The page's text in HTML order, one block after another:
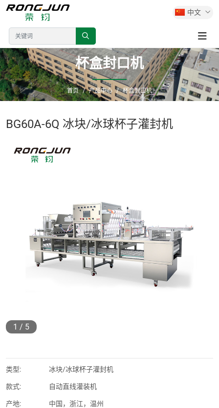
中文
杯盒封口机
首页 产品中心 杯盒封口机
BG60A-6Q 冰块/冰球杯子灌封机
类型: 冰块/冰球杯子灌封机
款式: 自动直线灌装机
产地: 中国，浙江，温州
1 / 5